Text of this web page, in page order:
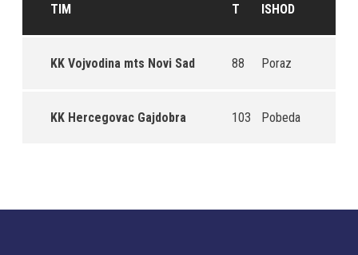
TIM T ISHOD
KK Vojvodina mts Novi Sad 88 Poraz
KK Hercegovac Gajdobra 103 Pobeda